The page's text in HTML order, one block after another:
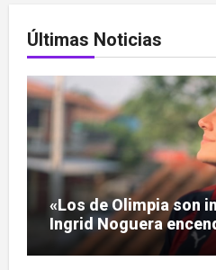
Últimas Noticias
«Los de Olimpia son
Ingrid Noguera
sobre las hinchadas